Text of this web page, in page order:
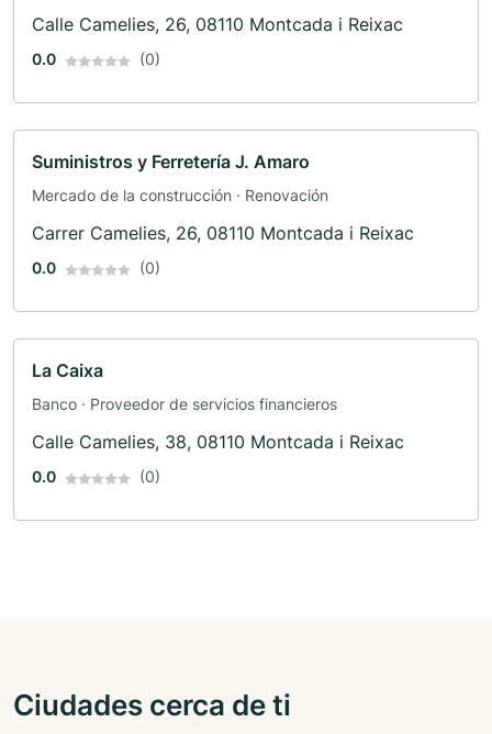
Calle Camelies, 26, 08110 Montcada i Reixac
0.0 (0)
Suministros y Ferretería J. Amaro
Mercado de la construcción · Renovación
Carrer Camelies, 26, 08110 Montcada i Reixac
0.0 (0)
La Caixa
Banco · Proveedor de servicios financieros
Calle Camelies, 38, 08110 Montcada i Reixac
0.0 (0)
Ciudades cerca de ti